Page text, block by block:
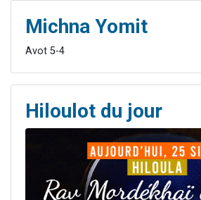
Michna Yomit
Avot 5-4
Hiloulot du jour